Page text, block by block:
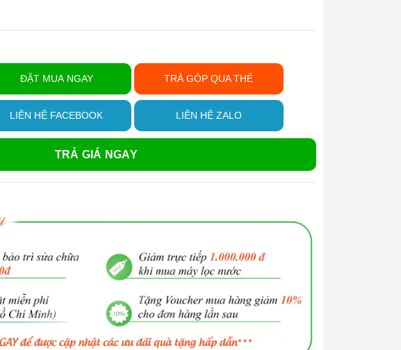
ĐẶT MUA NGAY TRẢ GÓP QUA THẺ
LIÊN HỆ FACEBOOK LIÊN HỆ ZALO
TRẢ GIÁ NGAY